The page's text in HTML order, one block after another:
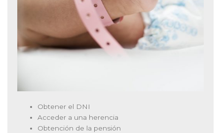
Obtener el DNI
Acceder a una herencia
Obtención de la pensión